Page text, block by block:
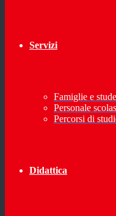
Servizi
Famiglie e
Personale
Percorsi di
Didattica